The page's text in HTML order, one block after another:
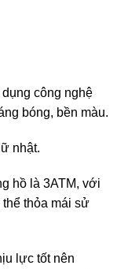
công nghệ
bóng, bền màu.
nhật.
hồ là 3ATM, với
thỏa mái sử
lực tốt nên